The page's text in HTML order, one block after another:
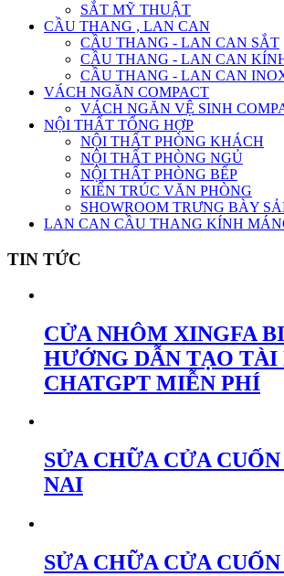
SẮT MỸ THUẬT
CẦU THANG , LAN CAN
CẦU THANG - LAN CAN SẮT
CẦU THANG - LAN CAN
CẦU THANG - LAN CAN
VÁCH NGĂN COMPACT
VÁCH NGĂN VỆ SINH
NỘI THẤT TỔNG HỢP
NỘI THẤT PHÒNG KHÁCH
NỘI THẤT PHÒNG NGỦ
NỘI THẤT PHÒNG BẾP
KIẾN TRÚC VĂN PHÒNG
SHOWROOM TRƯNG BÀY
LAN CAN CẦU THANG KÍNH
TIN TỨC
CỬA NHÔM XINGFA
HƯỚNG DẪN TẠO
CHATGPT MIỄN PHÍ
SỬA CHỮA CỬA
NAI
SỬA CHỮA CỬA